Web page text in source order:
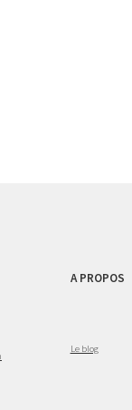
A PROPOS
Le blog